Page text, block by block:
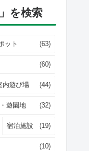
を検索
ット (63)
(60)
内遊び場 (44)
遊園地 (32)
宿泊施設 (19)
(10)